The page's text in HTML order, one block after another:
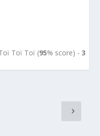
Toï Toï (95% score) -3